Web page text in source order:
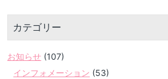
カテゴリー
お知らせ (107)
インフォメーション (53)